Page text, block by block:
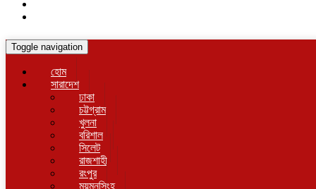
Toggle navigation
হোম
সারাদেশ
ঢাকা
চট্টগ্রাম
খুলনা
বরিশাল
সিলেট
রাজশাহী
রংপুর
ময়মনসিংহ